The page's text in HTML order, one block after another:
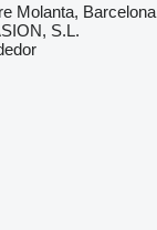
Molanta, Barcelona
S.L.